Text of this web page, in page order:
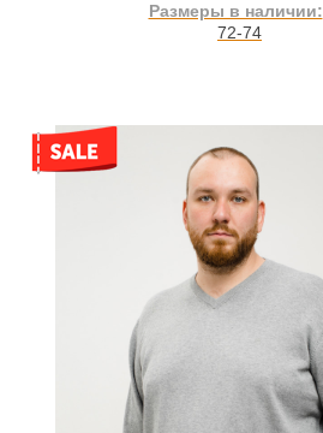
Размеры в наличии:
72-74